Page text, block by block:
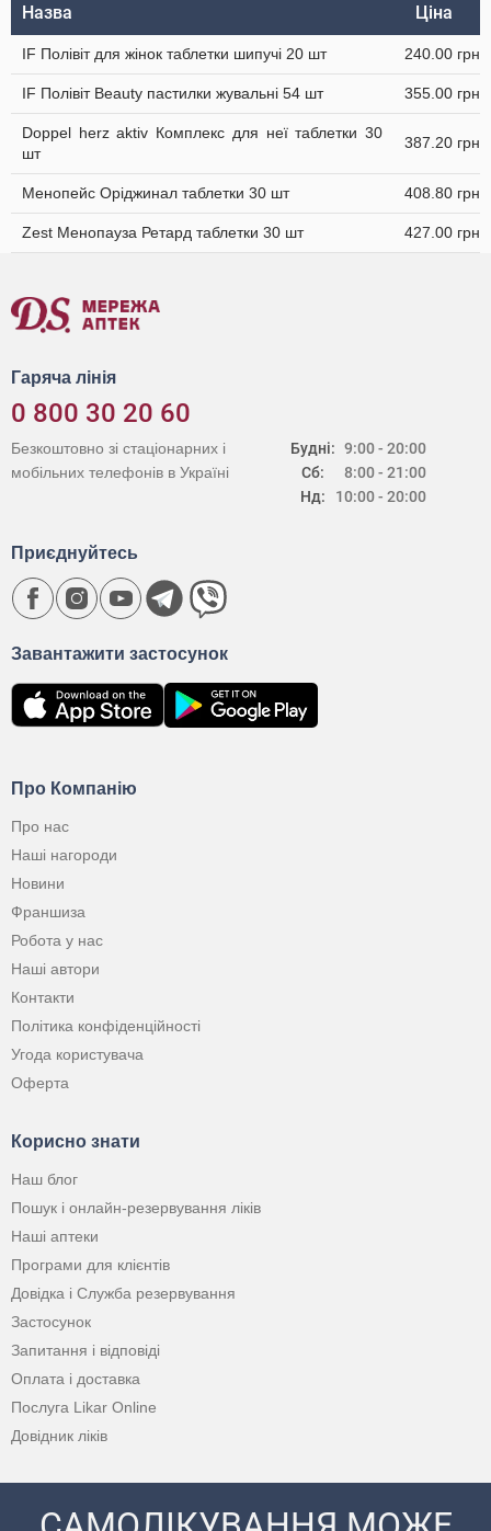
Назва Ціна
IF Полівіт для жінок таблетки шипучі 20 шт 240.00 грн
IF Полівіт Beauty пастилки жувальні 54 шт 355.00 грн
Doppel herz aktiv Комплекс для неї таблетки 30
шт
387.20 грн
Менопейс Оріджинал таблетки 30 шт 408.80 грн
Zest Менопауза Ретард таблетки 30 шт 427.00 грн
Гаряча лінія
0 800 30 20 60
Будні:
Сб:
Нд:
9:00 - 20:00
8:00 - 21:00
10:00 - 20:00
Безкоштовно зі стаціонарних і
мобільних телефонів в Україні
Про Компанію
Про нас
Наші нагороди
Новини
Франшиза
Робота у нас
Наші автори
Контакти
Політика конфіденційності
Угода користувача
Оферта
Корисно знати
Наш блог
Пошук і онлайн-резервування ліків
Наші аптеки
Програми для клієнтів
Довідка і Служба резервування
Застосунок
Запитання і відповіді
Оплата і доставка
Послуга Likar Online
Довідник ліків
Завантажити застосунок
Приєднуйтесь